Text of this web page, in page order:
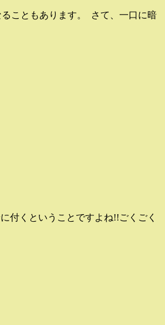
こともあります。 さて、一口に暗
付くということですよね!!ごくごく